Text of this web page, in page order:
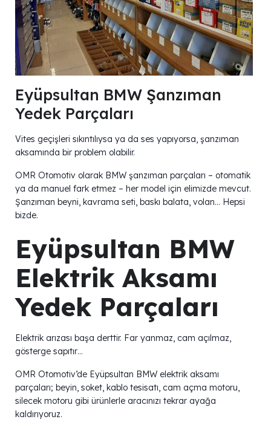
Eyüpsultan BMW Şanzıman
Yedek Parçaları
Vites geçişleri sıkıntılıysa ya da ses yapıyorsa, şanzıman
aksamında bir problem olabilir.
OMR Otomotiv olarak BMW şanzıman parçaları – otomatik
ya da manuel fark etmez – her model için elimizde mevcut.
Şanzıman beyni, kavrama seti, baskı balata, volan… Hepsi
bizde.
Eyüpsultan BMW
Elektrik Aksamı
Yedek Parçaları
Elektrik arızası başa derttir. Far yanmaz, cam açılmaz,
gösterge sapıtır…
OMR Otomotiv’de Eyüpsultan BMW elektrik aksamı
parçaları; beyin, soket, kablo tesisatı, cam açma motoru,
silecek motoru gibi ürünlerle aracınızı tekrar ayağa
kaldırıyoruz.